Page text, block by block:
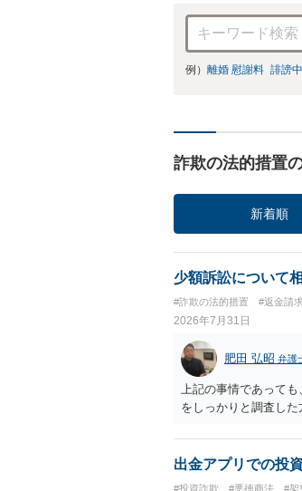
例） 離婚 慰謝料 誹謗
詐欺の法的措置
新着順
少額訴訟について
#詐欺の法的措置 #返金請
2026年7月31日
肥田 弘昭 弁護
上記の事情であって
をしっかりと調査した
出金アプリでの投
#投資詐欺 #悪徳商法 #架